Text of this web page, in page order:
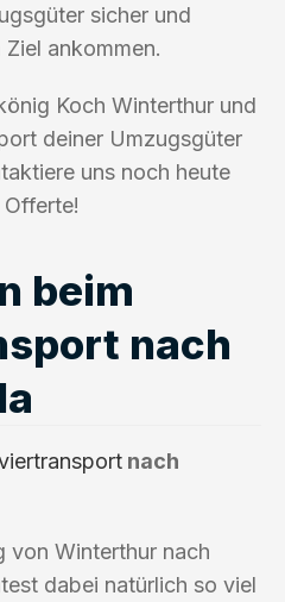
sicher und
ankommen.
Koch Winterthur und
deiner Umzugsgüter
uns noch heute
beim
nach
nach
von Winterthur nach
dabei natürlich so viel